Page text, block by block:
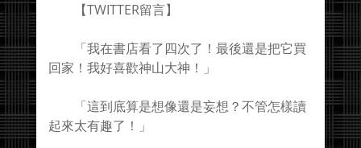
【TWITTER留言】
「我在書店看了四次了！最後還是把它買
回家！我好喜歡神山大神！」
「這到底算是想像還是妄想？不管怎樣讀
起來太有趣了！」